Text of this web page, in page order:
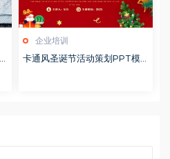
企业培训
卡通风圣诞节活动策划PPT模